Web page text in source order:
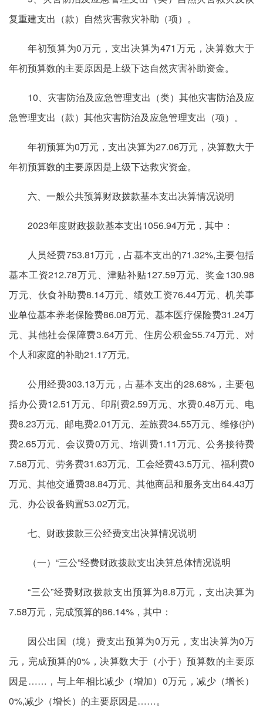
复重建支出（款）自然灾害救灾补助（项）。
年初预算为0万元，支出决算为471万元，决算数大于
年初预算数的主要原因是上级下达自然灾害补助资金。
10、灾害防治及应急管理支出（类）其他灾害防治及应
急管理支出（款）其他灾害防治及应急管理支出（项）。
年初预算为0万元，支出决算为27.06万元，决算数大于
年初预算数的主要原因是上级下达救灾资金。
六、一般公共预算财政拨款基本支出决算情况说明
2023年度财政拨款基本支出1056.94万元，其中：
人员经费753.81万元，占基本支出的71.32%,主要包括
基本工资212.78万元、津贴补贴127.59万元、奖金130.98
万元、伙食补助费8.14万元、绩效工资76.44万元、机关事
业单位基本养老保险费86.08万元、基本医疗保险费31.24万
元、其他社会保障费3.64万元、住房公积金55.74万元、对
个人和家庭的补助21.17万元。
公用经费303.13万元，占基本支出的28.68%，主要包
括办公费12.51万元、印刷费2.59万元、水费0.48万元、电
费8.23万元、邮电费2.01万元、差旅费34.55万元、维修(护)
费2.65万元、会议费0万元、培训费1.11万元、公务接待费
7.58万元、劳务费31.63万元、工会经费43.5万元、福利费0
万元、其他交通费38.84万元、其他商品和服务支出64.43万
元、办公设备购置53.02万元。
七、财政拨款三公经费支出决算情况说明
（一）“三公”经费财政拨款支出决算总体情况说明
“三公”经费财政拨款支出预算为8.8万元，支出决算为
7.58万元，完成预算的86.14%，其中：
因公出国（境）费支出预算为0万元，支出决算为0万
元，完成预算的0%，决算数大于（小于）预算数的主要原
因是……，与上年相比减少（增加）0万元，减少（增长）
0%,减少（增长）的主要原因是……。